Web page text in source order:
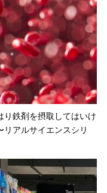
り鉄剤を摂取してはいけ
リアルサイエンスシリ